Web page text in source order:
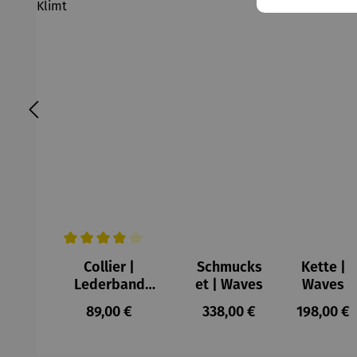
Durchschnittliche Bewertung von 4 von 5 Sternen
Collier |
Lederband
Lebensbaum –
Gustav Klimt
Regulärer Preis:
89,00 €
Schmucks
et | Waves
Regulärer Preis:
338,00 €
Kette |
Waves
Regulärer
198,00 €